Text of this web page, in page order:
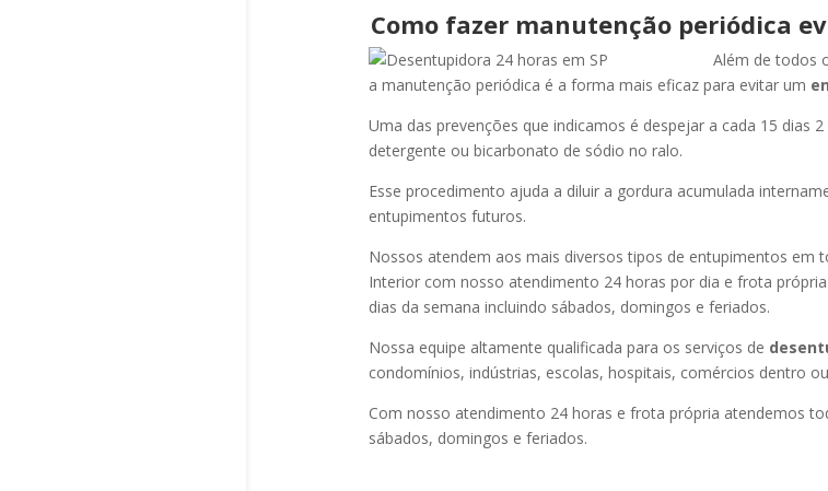
Como fazer manutenção periódica
Além de todos
a manutenção periódica é a forma mais eficaz para evitar um
Uma das prevenções que indicamos é despejar a cada 15 dias
detergente ou bicarbonato de sódio no ralo.
Esse procedimento ajuda a diluir a gordura acumulada
entupimentos futuros.
Nossos atendem aos mais diversos tipos de entupimentos em
Interior com nosso atendimento 24 horas por dia e frota
dias da semana incluindo sábados, domingos e feriados.
Nossa equipe altamente qualificada para os serviços de
condomínios, indústrias, escolas, hospitais, comércios dentro
Com nosso atendimento 24 horas e frota própria atendemos
sábados, domingos e feriados.